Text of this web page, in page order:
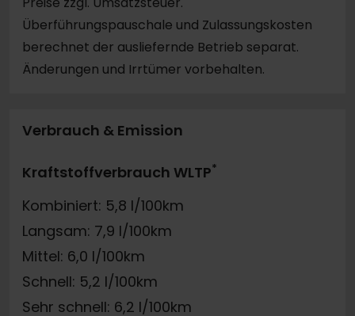
Überführungspauschale und Zulassungskosten
berechnet der ausliefernde Betrieb separat.
Änderungen und Irrtümer vorbehalten.
Verbrauch & Emission
Kraftstoffverbrauch WLTP*
Kombiniert: 5,8 l/100km
Langsam: 7,9 l/100km
Mittel: 6,0 l/100km
Schnell: 5,2 l/100km
Sehr schnell: 6,2 l/100km